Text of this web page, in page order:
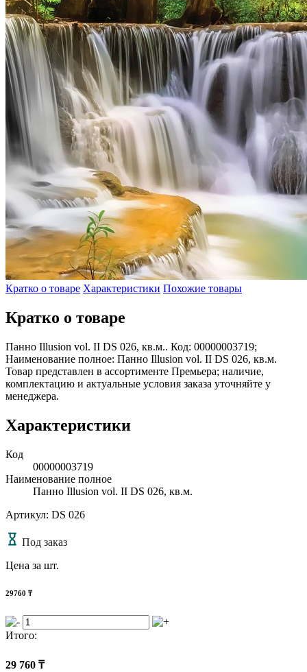
Кратко о товаре Характеристики Похожие товары
Кратко о товаре
Панно Illusion vol. II DS 026, кв.м.. Код: 00000003719;
Наименование полное: Панно Illusion vol. II DS 026, кв.м.
Товар представлен в ассортименте Премьера; наличие,
комплектацию и актуальные условия заказа уточняйте у
менеджера.
Характеристики
Код
00000003719
Наименование полное
Панно Illusion vol. II DS 026, кв.м.
Артикул: DS 026
Под заказ
Цена за шт.
29760 ₸
Итого:
29 760 ₸